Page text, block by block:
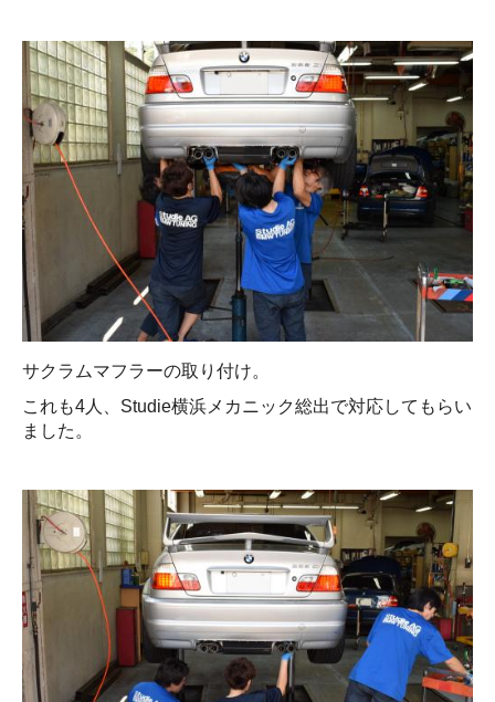
サクラムマフラーの取り付け。
これも4人、Studie横浜メカニック総出で対応してもらい
ました。